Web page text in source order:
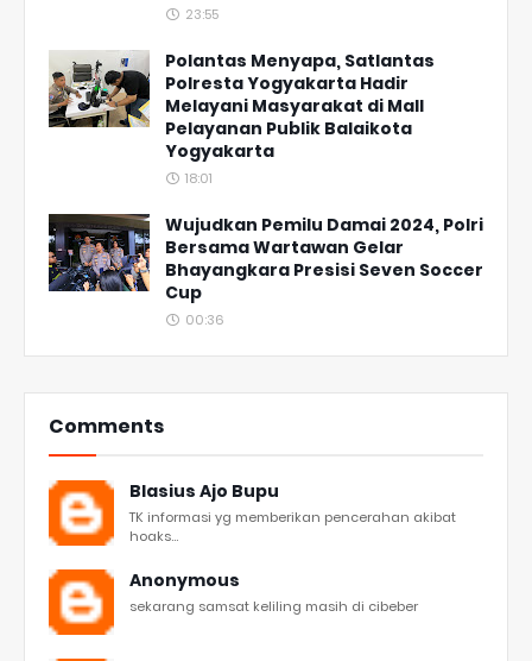
23:55
Polantas Menyapa, Satlantas
Polresta Yogyakarta Hadir
Melayani Masyarakat di Mall
Pelayanan Publik Balaikota
Yogyakarta
18:01
Wujudkan Pemilu Damai 2024, Polri
Bersama Wartawan Gelar
Bhayangkara Presisi Seven Soccer
Cup
00:36
Comments
Blasius Ajo Bupu
TK informasi yg memberikan pencerahan akibat
hoaks...
Anonymous
sekarang samsat keliling masih di cibeber